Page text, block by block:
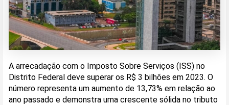
A arrecadação com o Imposto Sobre Serviços (ISS) no
Distrito Federal deve superar os R$ 3 bilhões em 2023. O
número representa um aumento de 13,73% em relação ao
ano passado e demonstra uma crescente sólida no tributo